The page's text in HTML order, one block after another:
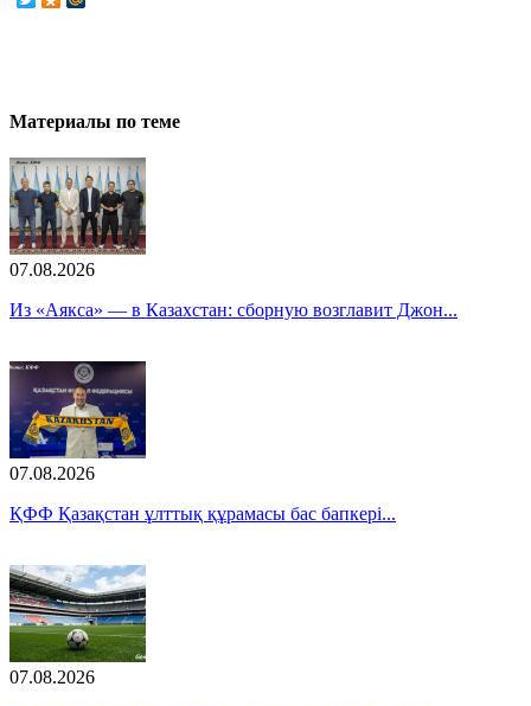
Материалы по теме
07.08.2026
Из «Аякса» — в Казахстан: сборную возглавит Джон...
07.08.2026
ҚФФ Қазақстан ұлттық құрамасы бас бапкері...
07.08.2026